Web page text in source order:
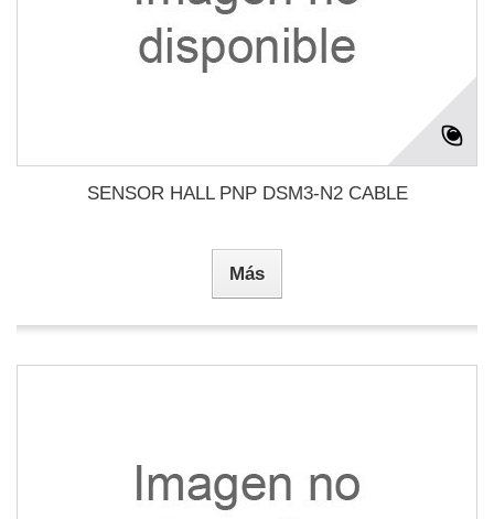
SENSOR HALL PNP DSM3-N2 CABLE
Más